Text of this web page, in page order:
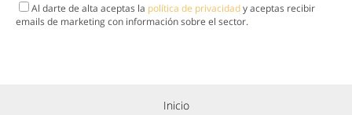
Al darte de alta aceptas la política de privacidady aceptas recibir
emails de marketing con información sobre el sector.
Inicio